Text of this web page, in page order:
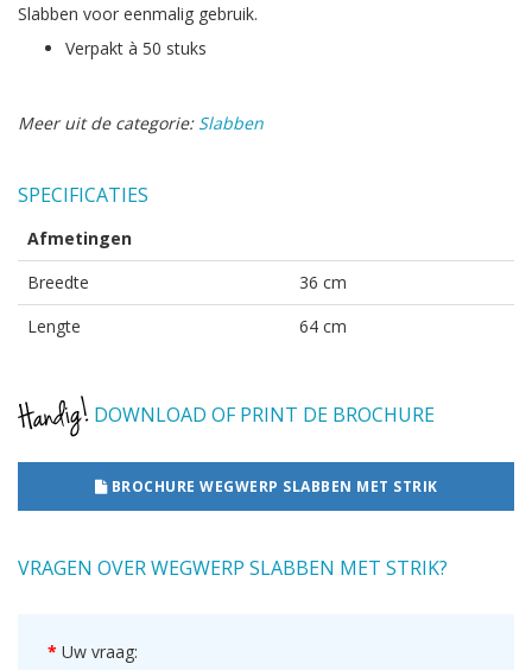
Slabben voor eenmalig gebruik.
Verpakt à 50 stuks
Meer uit de categorie: Slabben
SPECIFICATIES
Afmetingen
Breedte
36 cm
Lengte
64 cm
DOWNLOAD OF PRINT DE BROCHURE
BROCHURE WEGWERP SLABBEN MET STRIK
VRAGEN OVER WEGWERP SLABBEN MET STRIK?
Uw vraag: